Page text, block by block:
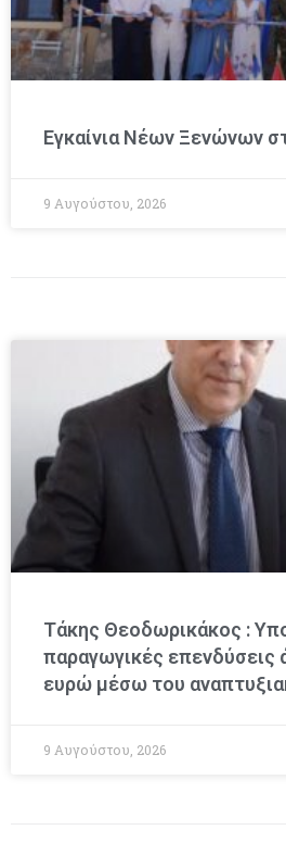
Εγκαίνια Νέων Ξενώνων
9 Αυγούστου, 2026
Τάκης Θεοδωρικάκος :
παραγωγικές επενδύσεις
ευρώ μέσω του
9 Αυγούστου, 2026